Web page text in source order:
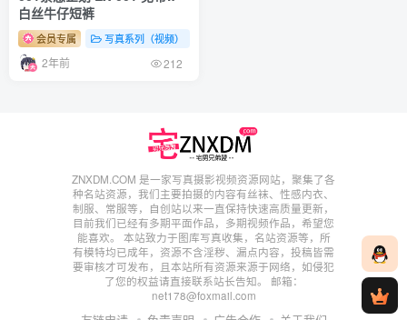
白丝牛仔短裤
会员专属 写真系列（视频）
2年前 212
ZNXDM.COM 是一家写真摄影视频资源网站，聚集了各
种名站资源，我们主要拍摄的内容有丝袜、性感内衣、
制服、常服等，自创站以来一直保持快速高质量更新，
目前我们已经有多期平面作品，多期视频作品，希望您
能喜欢。 本站致力于图库写真收集，名站资源等，所
有模特均已成年，资源不含淫秽、漏点内容，投稿皆需
要审核才可发布，且本站所有资源来源于网络，如侵犯
了您的权益请直接联系站长告知。 邮箱：
net178@foxmail.com